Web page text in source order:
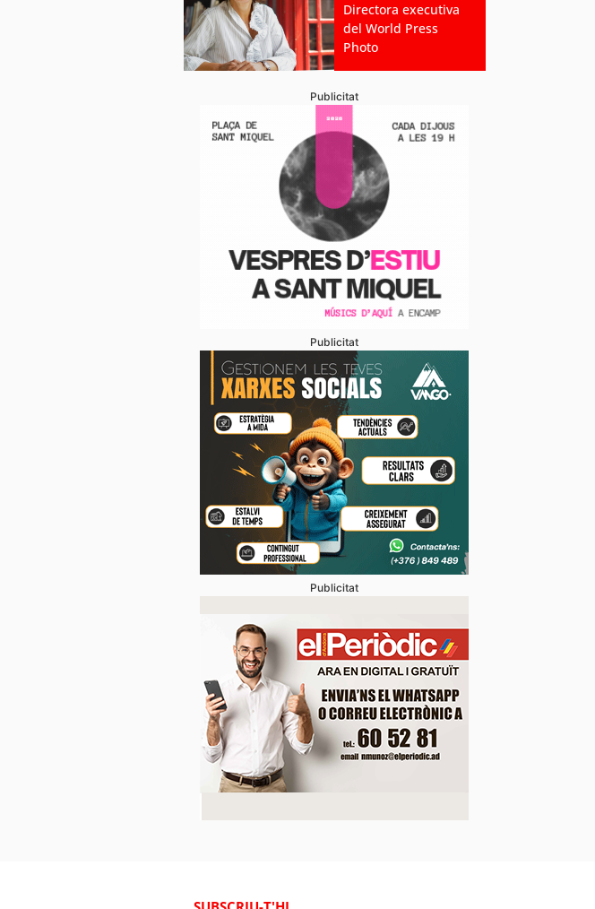
Directora executiva
del World Press
Photo
Publicitat
Publicitat
Publicitat